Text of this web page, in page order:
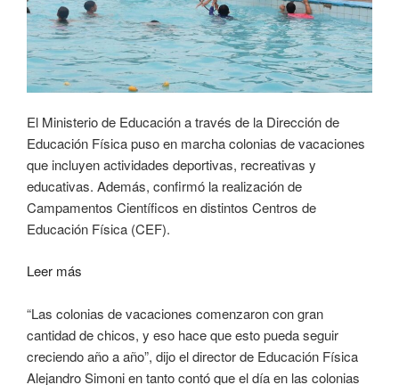
El Ministerio de Educación a través de la Dirección de
Educación Física puso en marcha colonias de vacaciones
que incluyen actividades deportivas, recreativas y
educativas. Además, confirmó la realización de
Campamentos Científicos en distintos Centros de
Educación Física (CEF).
Leer más
“Las colonias de vacaciones comenzaron con gran
cantidad de chicos, y eso hace que esto pueda seguir
creciendo año a año”, dijo el director de Educación Física
Alejandro Simoni en tanto contó que el día en las colonias